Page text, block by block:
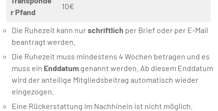
r Pfand
10€
Die Ruhezeit kann nurschriftlich per Brief oder per E-Mail
beantragt werden.
Die Ruhezeit muss mindestens 4 Wochen betragen und es
muss ein Enddatumgenannt werden. Ab diesem Enddatum
wird der anteilige Mitgliedsbeitrag automatisch wieder
eingezogen.
Eine Rückerstattung im Nachhinein ist nicht möglich.